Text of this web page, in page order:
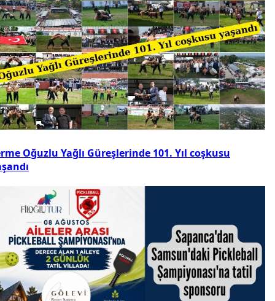
Oğuzlu Yağlı Güreşlerinde 101. Yıl coşkusu